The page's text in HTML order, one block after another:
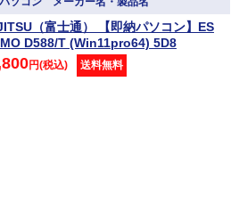
（富士通） 【即納パソコン】ES
D588/T (Win11pro64) 5D8
円(税込) 送料無料